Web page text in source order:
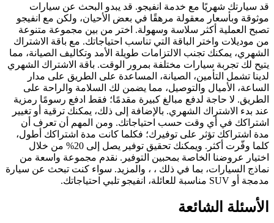
قد سيارتك شهريًا مع خدمة انفيجو. قد يبدو البحث عن سيارات
موثوقة وبأسعار معقولة مرهقًا في بعض الأحيان، ولكن مع انفيجو
تصبح العملية أكثر سلاسة وسهولة. اختر من بين مجموعة متنوعة
من موديلات واختر الباقة التي تناسب احتياجاتك. مع باقة الاشتراك
الشهري، يمكنك تجنب الالتزامات طويلة الأمد وتكاليف الصيانة، مما
يتيح لك تجربة سيارات مختلفة بمرور الوقت. باقة الاشتراك الشهري
لدينا تشمل التأمين، الصيانة، المساعدة على الطريق على مدار
الساعة، الأميال والتوصيل، مما يضمن لك السلامة والراحة على
الطريق. لا حاجة لدفع مبالغ كبيرة مقدمًا؛ فقط ادفع رسومًا رمزية
عند بدء الاشتراك الشهري. بالإضافة إلى ذلك، يمكنك ترقية أو تغيير
اشتراكك في أي وقت حسب احتياجاتك. ومن المهم أن تعرف أن
مدة اشتراكك تؤثر على توفيرك؛ فكلما كانت مدة اشتراكك أطول،
كلما وفّرت أكثر. ويمكنك تحقيق توفير يصل إلى 20% من خلال
اختيار عروضنا الخاصة بمحبين التوفير. نقدم مجموعة واسعة من
نماذج السيارات، بما في ذلك ، ، والمزيد. سواء كنت تبحث عن سيارة
مدمجة أو SUV مناسبة للعائلة، انفيجو تلبي احتياجاتك.
الأسئلة الشائعة